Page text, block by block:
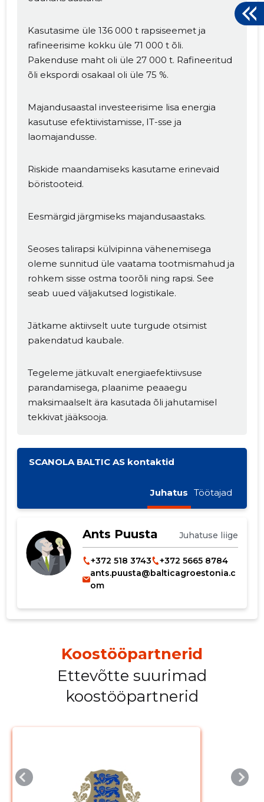
Kasutasime üle 136 000 t rapsiseemet ja
rafineerisime kokku üle 71 000 t õli.
Pakenduse maht oli üle 27 000 t. Rafineeritud
õli ekspordi osakaal oli üle 75 %.
Majandusaastal investeerisime lisa energia
kasutuse efektiivistamisse, IT-sse ja
laomajandusse.
Riskide maandamiseks kasutame erinevaid
böristooteid.
Eesmärgid järgmiseks majandusaastaks.
Seoses talirapsi külvipinna vähenemisega
oleme sunnitud üle vaatama tootmismahud ja
rohkem sisse ostma toorõli ning rapsi. See
seab uued väljakutsed logistikale.
Jätkame aktiivselt uute turgude otsimist
pakendatud kaubale.
Tegeleme jätkuvalt energiaefektiivsuse
parandamisega, plaanime peaaegu
maksimaalselt ära kasutada õli jahutamisel
tekkivat jääksooja.
SCANOLA BALTIC AS kontaktid
Juhatus Töötajad
Ants Puusta Juhatuse liige
+372 518 3743
+372 5665 8784
ants.puusta@balticagroestonia.c
om
Koostööpartnerid
Ettevõtte suurimad
koostööpartnerid
Muuda pildi
kirjeldust
MUUDA